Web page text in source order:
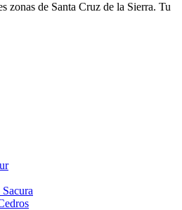
zonas de Santa Cruz de la Sierra. Tu